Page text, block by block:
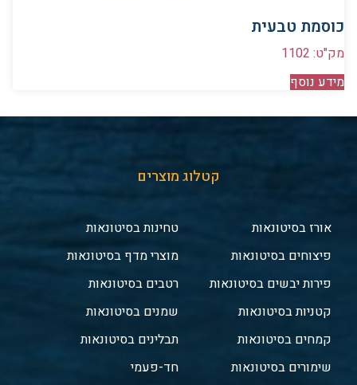
כוסמת טבעית
מק"ט: 1102
מידע נוסף
קטלוג מוצרים
אורז בסיטונאות
פיצוחים בסיטונאות
פירות יבשים בסיטונאות
קטניות בסיטונאות
קמחים בסיטונאות
שימורים בסיטונאות
טחינות בסיטונאות
מוצרי מדף בסיטונאות
רטבים בסיטונאות
שמנים בסיטונאות
תבלינים בסיטונאות
חד-פעמי